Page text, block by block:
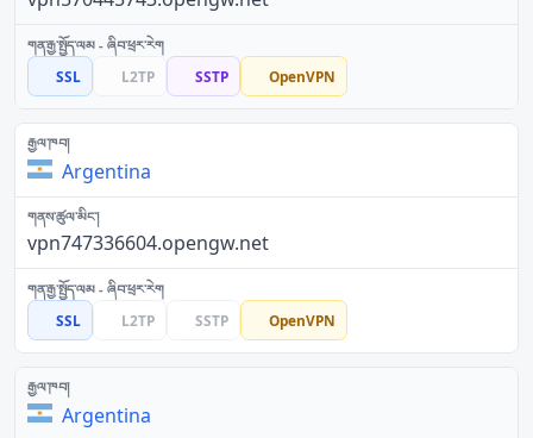
SSL L2TP SSTP OpenVPN
Argentina
vpn747336604.opengw.net
SSL L2TP SSTP OpenVPN
Argentina